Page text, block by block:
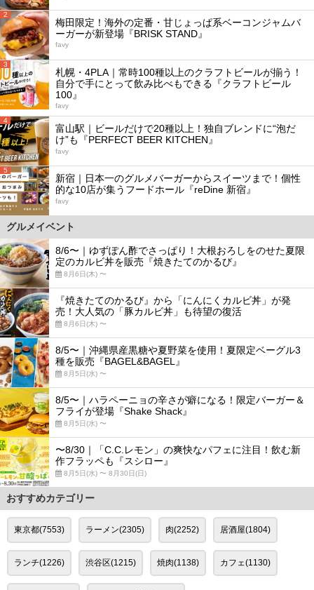
2
梅田限定！海外の定番・甘じょっぱ系ベーコンジャムバ
ーガーが新登場『BRISK STAND』
favy
3
札幌・4PLA｜常時100種以上のクラフトビールが揃う！
自分で手にとって飲み比べもできる『クラフトビール
100』
favy
4
富山駅｜ビールだけで20種以上！独自ブレンドに“泡だ
け”も『PERFECT BEER KITCHEN』
favy
5
新宿｜日本一のグルメバーガーからスイーツまで！個性
的な10店が集うフードホール『reDine 新宿』
favy
グルメイベント
8/6〜｜ゆずぽん酢でさっぱり！大根おろしをのせた夏限
定のカルビ丼を販売『焼きたてのかるび』
8月6日(木) 〜
『焼きたてのかるび』から「にんにくカルビ丼」が発
売！大人気の「豚カルビ丼」も待望の復活
8月6日(木) 〜
8/5〜｜沖縄県産黒糖や夏野菜を使用！夏限定ベーグル3
種を販売『BAGEL&BAGEL』
8月5日(水) 〜
8/5〜｜ハラペーニョの辛さが癖になる！限定バーガー＆
フライが登場『Shake Shack』
8月5日(水) 〜
〜8/30｜「C.C.レモン」の爽快なパフェに注目！飲む新
作フラッペも『スシロー』
8月5日(水) 〜 8月30日(日)
おすすめカテゴリー
東京都(7553) ラーメン(2305) 肉(2252) 居酒屋(1804)
ランチ(1226) 渋谷区(1215) 焼肉(1138) カフェ(1130)